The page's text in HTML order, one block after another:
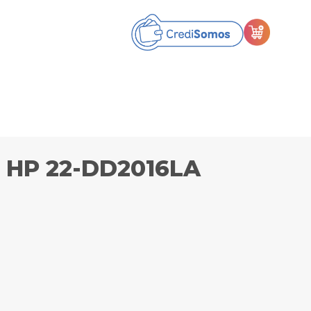
22-DD2016LA